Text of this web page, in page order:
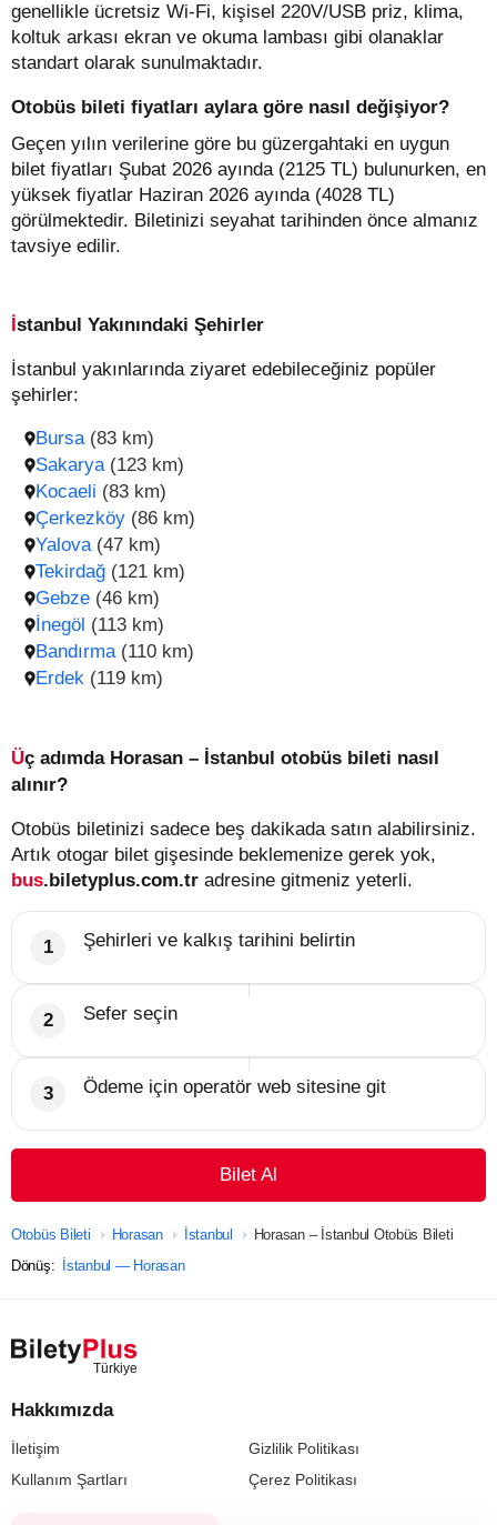
genellikle ücretsiz Wi-Fi, kişisel 220V/USB priz, klima,
koltuk arkası ekran ve okuma lambası gibi olanaklar
standart olarak sunulmaktadır.
Otobüs bileti fiyatları aylara göre nasıl değişiyor?
Geçen yılın verilerine göre bu güzergahtaki en uygun
bilet fiyatları Şubat 2026 ayında (2125 TL) bulunurken, en
yüksek fiyatlar Haziran 2026 ayında (4028 TL)
görülmektedir. Biletinizi seyahat tarihinden önce almanız
tavsiye edilir.
İstanbul Yakınındaki Şehirler
İstanbul yakınlarında ziyaret edebileceğiniz popüler
şehirler:
Bursa (83 km)
Tekirdağ (121 km)
Sakarya (123 km)
Gebze (46 km)
Kocaeli (83 km)
İnegöl (113 km)
Çerkezköy (86 km)
Bandırma (110 km)
Yalova (47 km)
Erdek (119 km)
Üç adımda Horasan – İstanbul otobüs bileti nasıl
alınır?
Otobüs biletinizi sadece beş dakikada satın alabilirsiniz.
Artık otogar bilet gişesinde beklemenize gerek yok,
bus.biletyplus.com.tr adresine gitmeniz yeterli.
Şehirleri ve kalkış tarihini belirtin
Sefer seçin
Ödeme için operatör web sitesine git
Bilet Al
Otobüs Bileti Horasan İstanbul
Horasan – İstanbul Otobüs Bileti
Dönüş: İstanbul — Horasan
Hakkımızda
İletişim
Gizlilik Politikası
Kullanım Şartları
Çerez Politikası